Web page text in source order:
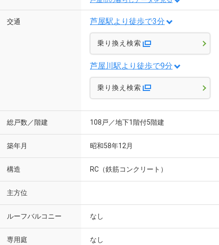
交通 芦屋駅より徒歩で3分
乗り換え検索
芦屋川駅より徒歩で9分
乗り換え検索
総戸数／階建 108戸／地下1階付5階建
築年月 昭和58年12月
構造 RC（鉄筋コンクリート）
主方位
ルーフバルコニー なし
専用庭 なし